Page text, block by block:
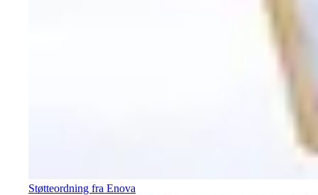
Støtteordning fra Enova